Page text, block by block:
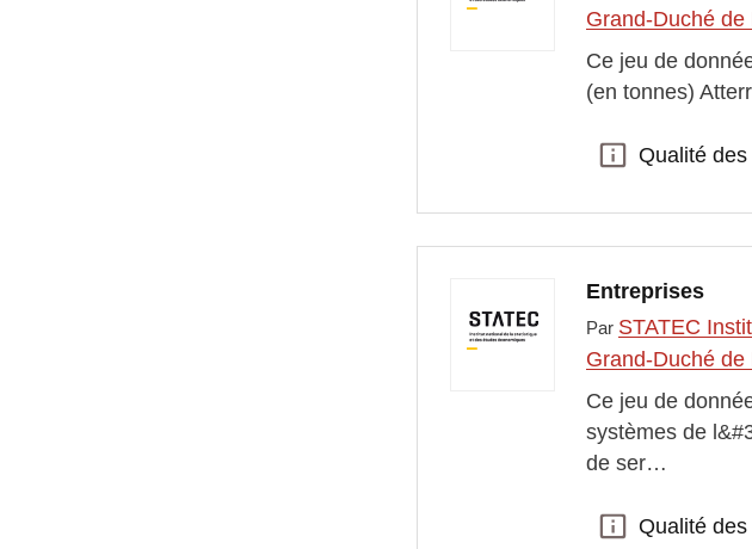
Grand-Duché de
Ce jeu de
(en tonnes)
Qualité des
Qualité
Entreprises
Par STATEC
Grand-Duché de
Ce jeu de
systèmes de
de ser…
Qualité des
Qualité